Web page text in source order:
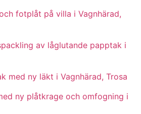
fotplåt på villa i Vagnhärad,
av låglutande papptak i
med ny läkt i Vagnhärad, Trosa
ny plåtkrage och omfogning i